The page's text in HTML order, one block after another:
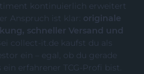
erweitert
Unser Anspruch ist klar: originale
du als
du gerade
TCG-Profi bist.